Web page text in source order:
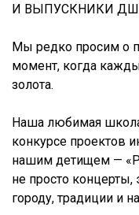
И ВЫПУСКНИКИ
Мы редко просим о
момент, когда
золота.
Наша любимая школа
конкурсе проектов
нашим детищем —
не просто
городу, традиции и